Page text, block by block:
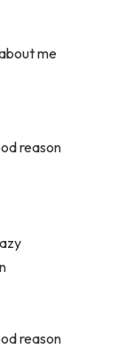
me
reason
reason